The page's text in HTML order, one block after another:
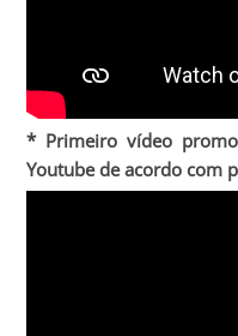
* Primeiro vídeo
Youtube de acordo com